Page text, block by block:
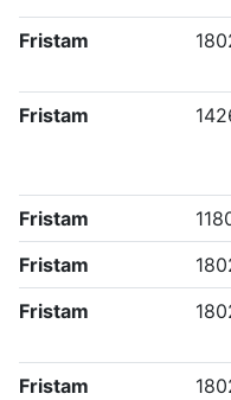
Fristam
Fristam
Fristam
Fristam
Fristam
Fristam